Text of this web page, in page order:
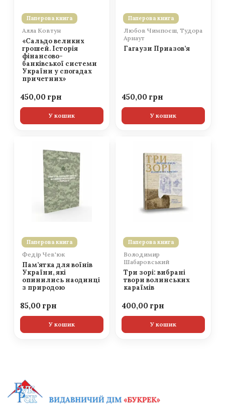
Паперова книга
Алла Ковтун
«Сальдо великих
грошей. Історія
фінансово-
банківської системи
України у спогадах
причетних»
450,00
У кошик
Паперова книга
Любов Чимпоєш, Тудора
Арнаут
Гагаузи Приазов’я
450,00
У кошик
Паперова книга
Федір Чев'юк
Пам’ятка для воїнів
України, які
опинились наодинці
з природою
85,00
У кошик
Паперова книга
Володимир
Шабаровський
Три зорі: вибрані
твори волинських
караїмів
400,00
У кошик